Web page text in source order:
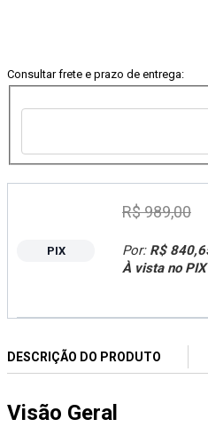
Consultar frete e prazo de entrega:
PIX Por: R$
À vista no
R$ 989,00
DESCRIÇÃO DO PRODUTO
Visão Geral